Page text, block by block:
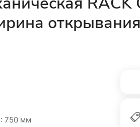
750 мм